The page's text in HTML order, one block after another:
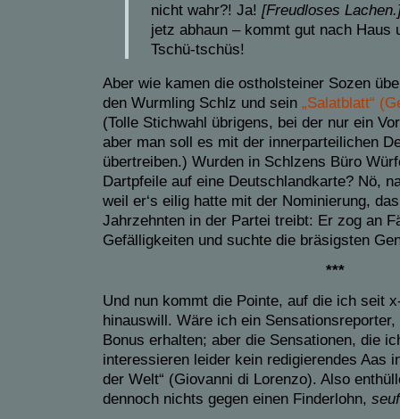
nicht wahr?! Ja! [Freudloses
jetz abhaun – kommt gut nach Haus
Tschü-tschüs!
Aber wie kamen die ostholsteiner Sozen
den Wurmling Schlz und sein „Salatblatt“
(Tolle Stichwahl übrigens, bei der nur ein
aber man soll es mit der innerparteilichen
übertreiben.) Wurden in Schlzens Büro
Dartpfeile auf eine Deutschlandkarte? Nö,
weil er‘s eilig hatte mit der Nominierung,
Jahrzehnten in der Partei treibt: Er zog an
Gefälligkeiten und suchte die bräsigsten
***
Und nun kommt die Pointe, auf die ich seit
hinauswill. Wäre ich ein
Bonus erhalten; aber die Sensationen, die
interessieren leider kein redigierendes Aas
der Welt“ (Giovanni di Lorenzo). Also
dennoch nichts gegen einen Finderlohn,